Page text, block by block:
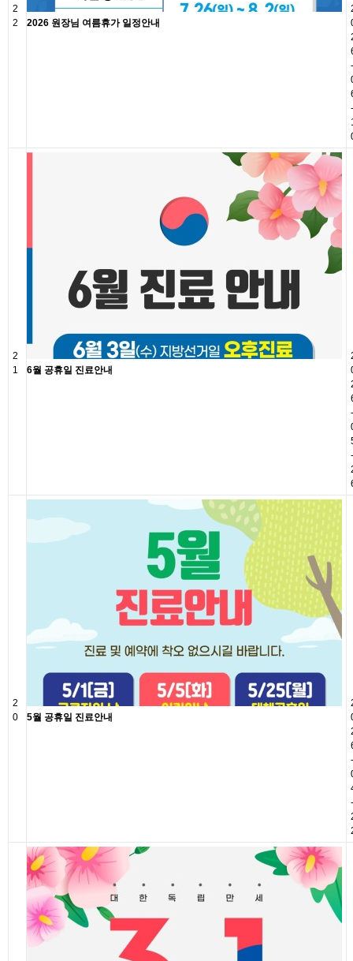
2
2
2026 원장님 여름휴가 일정안내
-
-
2
1
6월 공휴일 진료안내
-
-
2
0
5월 공휴일 진료안내
-
-